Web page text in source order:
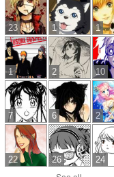
23 1 1
1 2 10
7 6 2
22 26 24